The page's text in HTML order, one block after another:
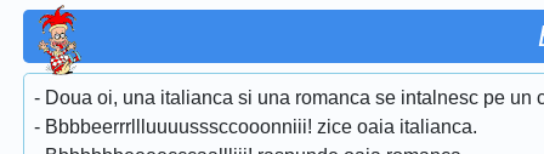
- Doua oi, una italianca si una romanca se intalnesc pe un
- Bbbbeerrrllluuuusssccooonniii! zice oaia italianca.